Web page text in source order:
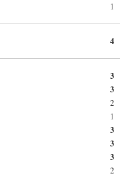
1
4
3
3
2
1
3
3
3
2